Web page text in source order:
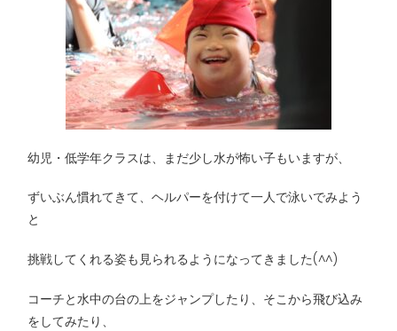
幼児・低学年クラスは、まだ少し水が怖い子もいますが、
ずいぶん慣れてきて、ヘルパーを付けて一人で泳いでみよう
と
挑戦してくれる姿も見られるようになってきました(^^)
コーチと水中の台の上をジャンプしたり、そこから飛び込み
をしてみたり、